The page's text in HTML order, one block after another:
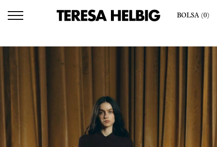
BOLSA (0)